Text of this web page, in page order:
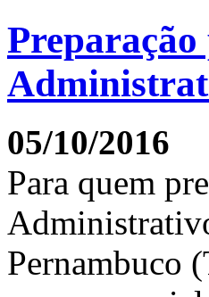
05/10/2016
Para quem
Pernambuco